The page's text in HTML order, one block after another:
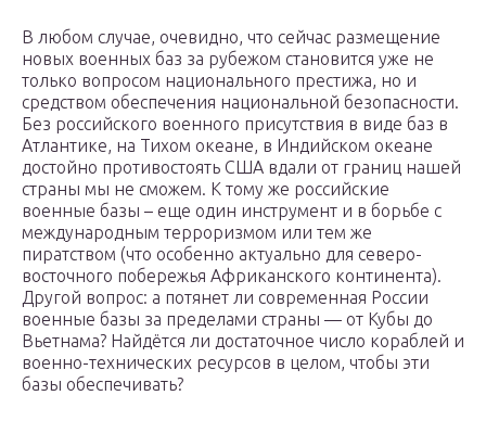
В любом случае, очевидно, что сейчас размещение
новых военных баз за рубежом становится уже не
только вопросом национального престижа, но и
средством обеспечения национальной безопасности.
Без российского военного присутствия в виде баз в
Атлантике, на Тихом океане, в Индийском океане
достойно противостоять США вдали от границ нашей
страны мы не сможем. К тому же российские
военные базы – еще один инструмент и в борьбе с
международным терроризмом или тем же
пиратством (что особенно актуально для северо-
восточного побережья Африканского континента).
Другой вопрос: а потянет ли современная России
военные базы за пределами страны — от Кубы до
Вьетнама? Найдётся ли достаточное число кораблей и
военно-технических ресурсов в целом, чтобы эти
базы обеспечивать?